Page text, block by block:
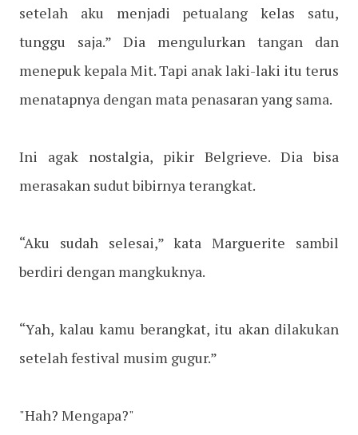
setelah aku menjadi petualang kelas satu,
tunggu saja.” Dia mengulurkan tangan dan
menepuk kepala Mit. Tapi anak laki-laki itu terus
menatapnya dengan mata penasaran yang sama.
Ini agak nostalgia, pikir Belgrieve. Dia bisa
merasakan sudut bibirnya terangkat.
“Aku sudah selesai,” kata Marguerite sambil
berdiri dengan mangkuknya.
“Yah, kalau kamu berangkat, itu akan dilakukan
setelah festival musim gugur.”
"Hah? Mengapa?"